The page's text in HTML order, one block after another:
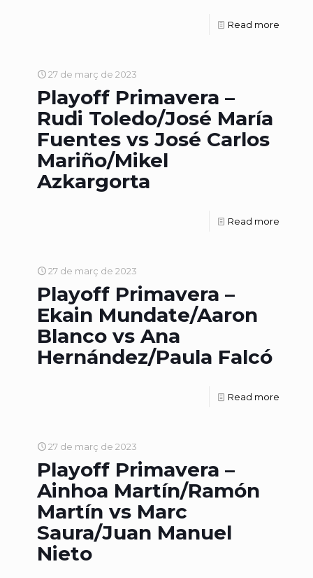
Read more
27 de març de 2023
Playoff Primavera –
Rudi Toledo/José María
Fuentes vs José Carlos
Mariño/Mikel
Azkargorta
Read more
27 de març de 2023
Playoff Primavera –
Ekain Mundate/Aaron
Blanco vs Ana
Hernández/Paula Falcó
Read more
27 de març de 2023
Playoff Primavera –
Ainhoa Martín/Ramón
Martín vs Marc
Saura/Juan Manuel
Nieto